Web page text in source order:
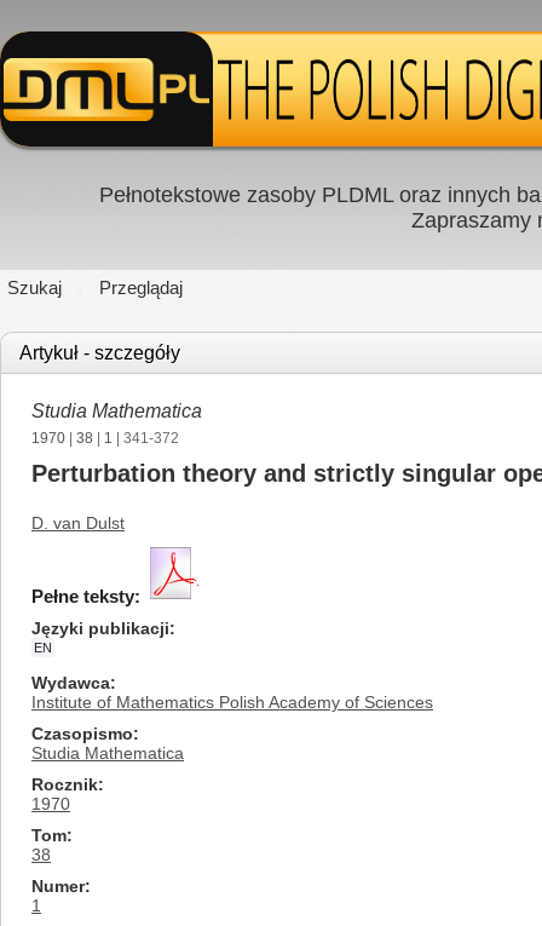
Pełnotekstowe zasoby PLDML oraz innych
Zapraszamy
Szukaj Przeglądaj
Artykuł - szczegóły
Studia Mathematica
1970 38 1 | 341-372
Perturbation theory and strictly singular
D. van Dulst
Pełne teksty:
Języki publikacji
EN
Wydawca
Institute of Mathematics Polish Academy of Sciences
Czasopismo
Studia Mathematica
Rocznik
1970
Tom
38
Numer
1